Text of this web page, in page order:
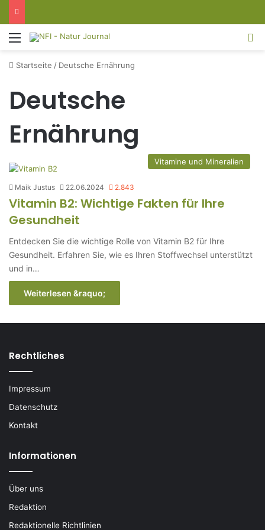
Menü
Startseite / Deutsche Ernährung
Deutsche
Ernährung
Vitamine und Mineralien
Maik Justus 22.06.2024 2.843
Vitamin B2: Wichtige Fakten für Ihre
Gesundheit
Entdecken Sie die wichtige Rolle von Vitamin B2 für Ihre
Gesundheit. Erfahren Sie, wie es Ihren Stoffwechsel unterstützt
und in…
Weiterlesen &raquo;
Rechtliches
Impressum
Datenschutz
Kontakt
Informationen
Über uns
Redaktion
Redaktionelle Richtlinien